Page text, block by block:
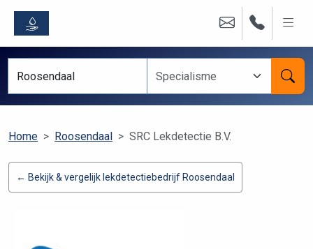
Home Roosendaal SRC Lekdetectie B.V.
← Bekijk & vergelijk lekdetectiebedrijf Roosendaal